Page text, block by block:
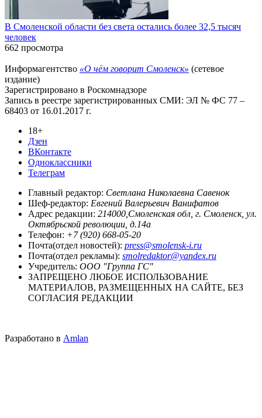
В Смоленской области без света остались более 32,5 тысяч
человек
662 просмотра
Информагентство «О чём говорит Смоленск» (сетевое
издание)
Зарегистрировано в Роскомнадзоре
Запись в реестре зарегистрированных СМИ: ЭЛ № ФС 77 –
68403 от 16.01.2017 г.
18+
Дзен
ВКонтакте
Одноклассники
Телеграм
Главный редактор: Светлана Николаевна Савенок
Шеф-редактор: Евгений Валерьевич Ванифатов
Адрес редакции: 214000,Смоленская обл, г. Смоленск, ул.
Октябрьской революции, д.14а
Телефон: +7 (920) 668-05-20
Почта(отдел новостей): press@smolensk-i.ru
Почта(отдел рекламы): smolredaktor@yandex.ru
Учредитель: ООО "Группа ГС"
ЗАПРЕЩЕНО ЛЮБОЕ ИСПОЛЬЗОВАНИЕ
МАТЕРИАЛОВ, РАЗМЕЩЕННЫХ НА САЙТЕ, БЕЗ
СОГЛАСИЯ РЕДАКЦИИ
Разработано в Amlan